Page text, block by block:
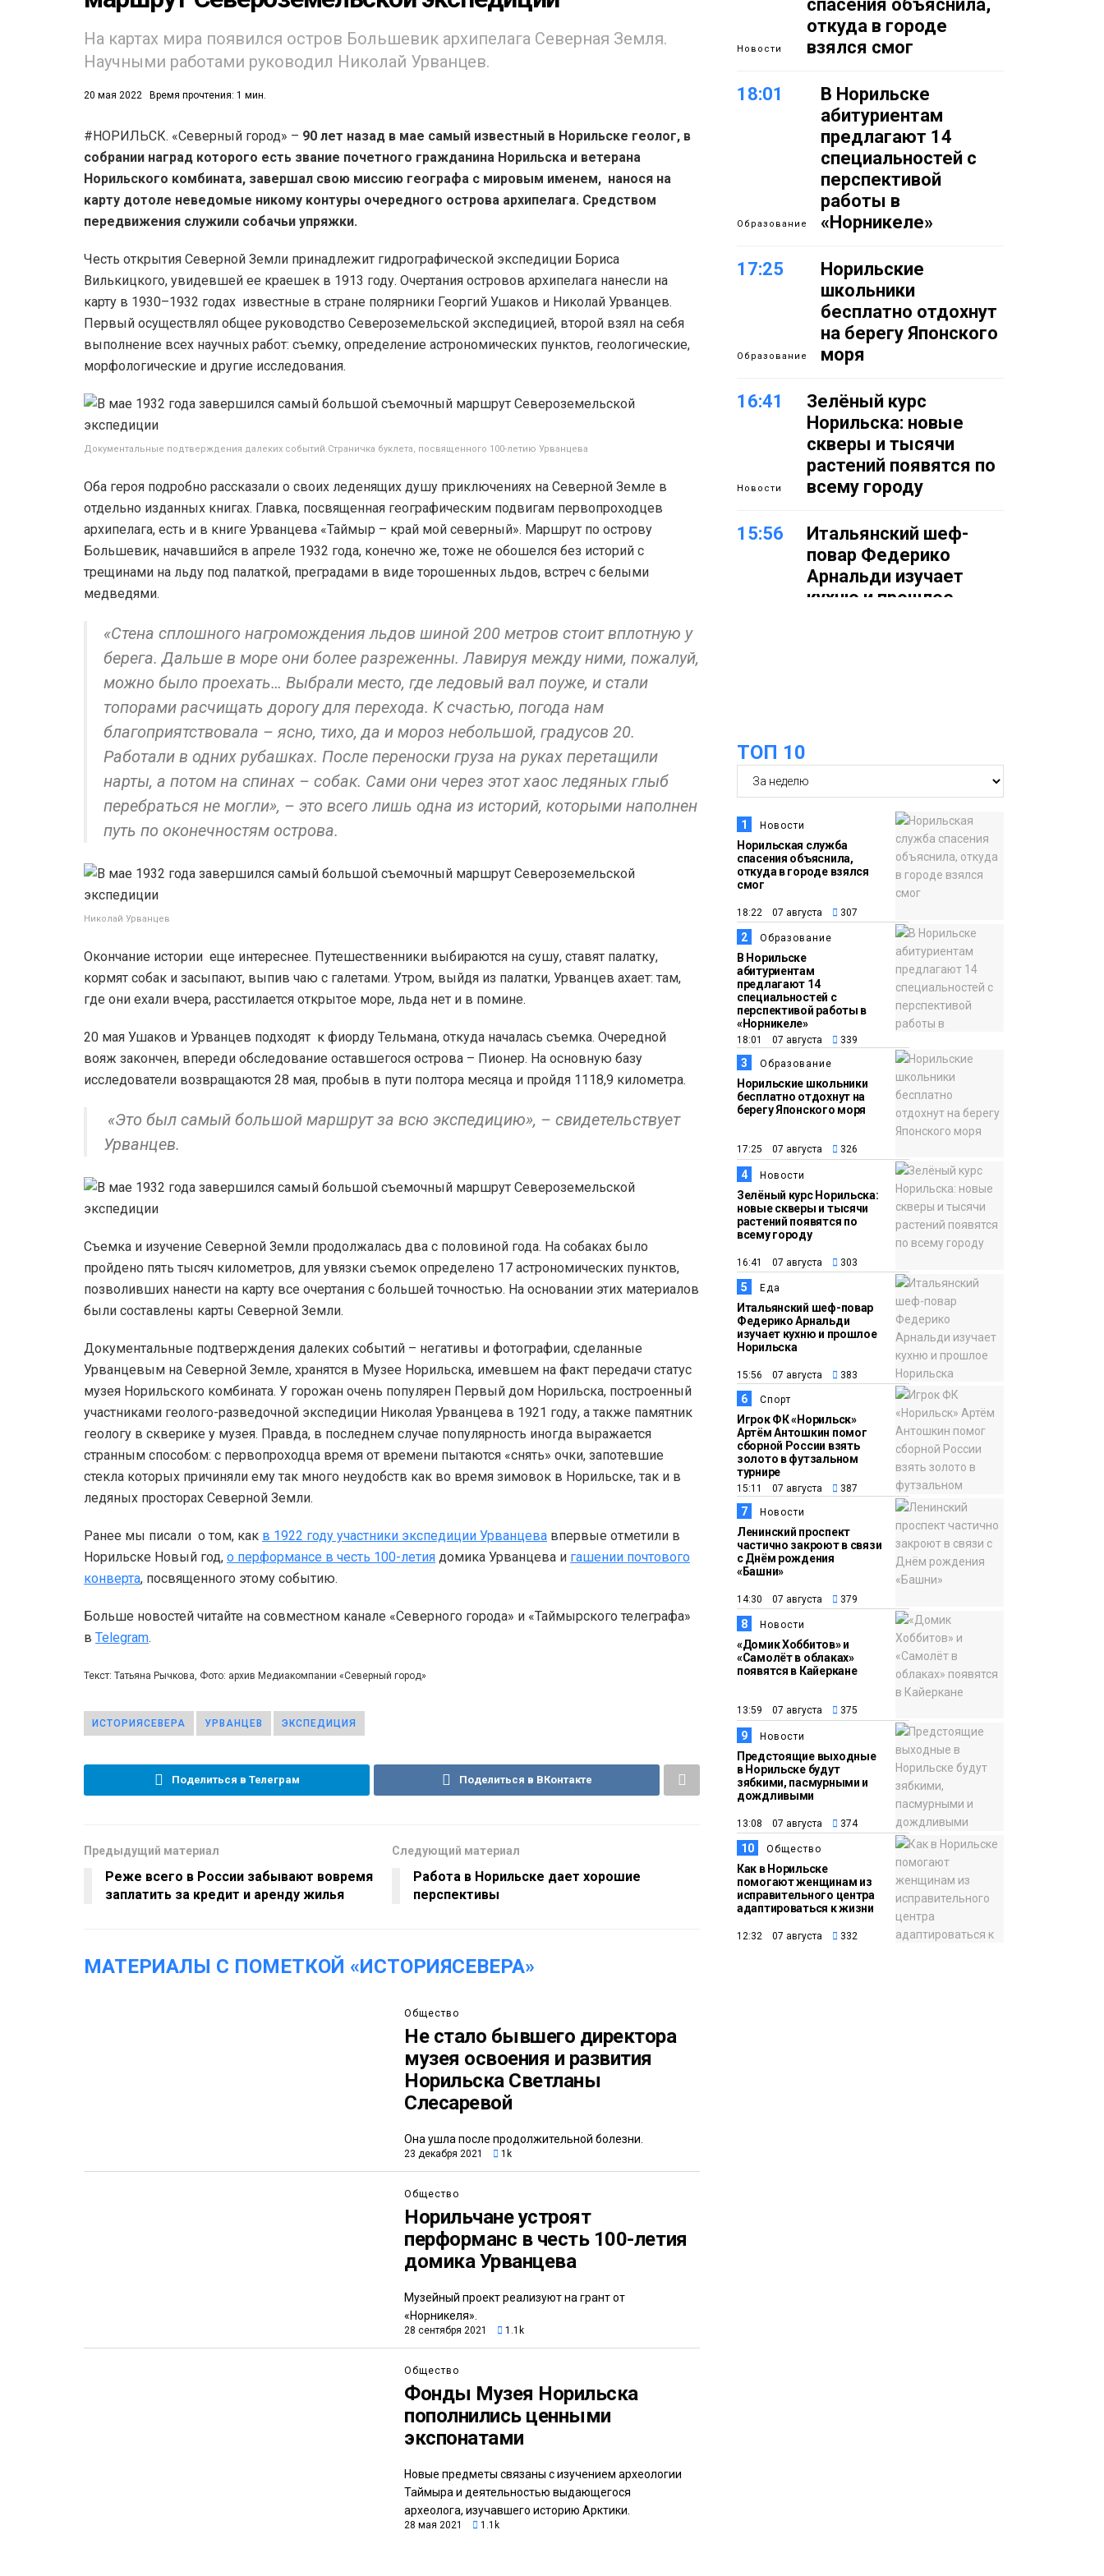
На картах мира появился остров Большевик архипелага Северная Земля.
Научными работами руководил Николай Урванцев.
20 мая 2022 Время прочтения: 1 мин.
#НОРИЛЬСК. «Северный город» – 90 лет назад в мае самый известный в Норильске геолог, в
собрании наград которого есть звание почетного гражданина Норильска и ветерана
Норильского комбината, завершал свою миссию географа с мировым именем, нанося на
карту дотоле неведомые никому контуры очередного острова архипелага. Средством
передвижения служили собачьи упряжки.
Честь открытия Северной Земли принадлежит гидрографической экспедиции Бориса
Вилькицкого, увидевшей ее краешек в 1913 году. Очертания островов архипелага нанесли на
карту в 1930–1932 годах известные в стране полярники Георгий Ушаков и Николай Урванцев.
Первый осуществлял общее руководство Североземельской экспедицией, второй взял на себя
выполнение всех научных работ: съемку, определение астрономических пунктов, геологические,
морфологические и другие исследования.
Документальные подтверждения далеких событий.Страничка буклета, посвященного 100-летию Урванцева
Оба героя подробно рассказали о своих леденящих душу приключениях на Северной Земле в
отдельно изданных книгах. Главка, посвященная географическим подвигам первопроходцев
архипелага, есть и в книге Урванцева «Таймыр – край мой северный». Маршрут по острову
Большевик, начавшийся в апреле 1932 года, конечно же, тоже не обошелся без историй с
трещинами на льду под палаткой, преградами в виде торошенных льдов, встреч с белыми
медведями.
«Стена сплошного нагромождения льдов шиной 200 метров стоит вплотную у
берега. Дальше в море они более разреженны. Лавируя между ними, пожалуй,
можно было проехать… Выбрали место, где ледовый вал поуже, и стали
топорами расчищать дорогу для перехода. К счастью, погода нам
благоприятствовала – ясно, тихо, да и мороз небольшой, градусов 20.
Работали в одних рубашках. После переноски груза на руках перетащили
нарты, а потом на спинах – собак. Сами они через этот хаос ледяных глыб
перебраться не могли», – это всего лишь одна из историй, которыми наполнен
путь по оконечностям острова.
Николай Урванцев
Окончание истории еще интереснее. Путешественники выбираются на сушу, ставят палатку,
кормят собак и засыпают, выпив чаю с галетами. Утром, выйдя из палатки, Урванцев ахает: там,
где они ехали вчера, расстилается открытое море, льда нет и в помине.
20 мая Ушаков и Урванцев подходят к фиорду Тельмана, откуда началась съемка. Очередной
вояж закончен, впереди обследование оставшегося острова – Пионер. На основную базу
исследователи возвращаются 28 мая, пробыв в пути полтора месяца и пройдя 1118,9 километра.
«Это был самый большой маршрут за всю экспедицию», – свидетельствует
Урванцев.
Съемка и изучение Северной Земли продолжалась два с половиной года. На собаках было
пройдено пять тысяч километров, для увязки съемок определено 17 астрономических пунктов,
позволивших нанести на карту все очертания с большей точностью. На основании этих материалов
были составлены карты Северной Земли.
Документальные подтверждения далеких событий – негативы и фотографии, сделанные
Урванцевым на Северной Земле, хранятся в Музее Норильска, имевшем на факт передачи статус
музея Норильского комбината. У горожан очень популярен Первый дом Норильска, построенный
участниками геолого-разведочной экспедиции Николая Урванцева в 1921 году, а также памятник
геологу в скверике у музея. Правда, в последнем случае популярность иногда выражается
странным способом: с первопроходца время от времени пытаются «снять» очки, запотевшие
стекла которых причиняли ему так много неудобств как во время зимовок в Норильске, так и в
ледяных просторах Северной Земли.
Ранее мы писали о том, как в 1922 году участники экспедиции Урванцева впервые отметили в
Норильске Новый год, о перформансе в честь 100-летия домика Урванцева и гашении почтового
конверта, посвященного этому событию.
Больше новостей читайте на совместном канале «Северного города» и «Таймырского телеграфа»
в Telegram.
Текст: Татьяна Рычкова, Фото: архив Медиакомпании «Северный город»
ИСТОРИЯСЕВЕРА УРВАНЦЕВ ЭКСПЕДИЦИЯ
Поделиться в Телеграм Поделиться в ВКонтакте
Предыдущий материал
Реже всего в России забывают вовремя
заплатить за кредит и аренду жилья
Следующий материал
Работа в Норильске дает хорошие
перспективы
МАТЕРИАЛЫ С ПОМЕТКОЙ «ИСТОРИЯСЕВЕРА»
Общество
Не стало бывшего директора
музея освоения и развития
Норильска Светланы
Слесаревой
Она ушла после продолжительной болезни.
23 декабря 2021 1k
Общество
Норильчане устроят
перформанс в честь 100-летия
домика Урванцева
Музейный проект реализуют на грант от
«Норникеля».
28 сентября 2021 1.1k
Общество
Фонды Музея Норильска
пополнились ценными
экспонатами
Новые предметы связаны с изучением археологии
Таймыра и деятельностью выдающегося
археолога, изучавшего историю Арктики.
28 мая 2021 1.1k
Новости
спасения объяснила,
откуда в городе
взялся смог
18:01
Образование
В Норильске
абитуриентам
предлагают 14
специальностей с
перспективой
работы в
«Норникеле»
17:25
Образование
Норильские
школьники
бесплатно отдохнут
на берегу Японского
моря
16:41
Новости
Зелёный курс
Норильска: новые
скверы и тысячи
растений появятся по
всему городу
15:56
Итальянский шеф-
повар Федерико
Арнальди изучает
кухню и прошлое
Спорт
14:30
Новости
Ленинский проспект
частично закроют в
связи с Днём
рождения «Башни»
13:59
Новости
«Домик Хоббитов» и
«Самолёт в облаках»
появятся в Кайеркане
13:08
Новости
Предстоящие
выходные в
Норильске будут
зябкими, пасмурными
и дождливыми
Общество
Как в Норильске
помогают женщинам
из исправительного
центра
адаптироваться к
жизни
ТОП 10
1 Новости
Норильская служба
спасения объяснила,
откуда в городе взялся
смог
18:22 07 августа 307
2 Образование
В Норильске
абитуриентам
предлагают 14
специальностей с
перспективой работы в
«Норникеле»
18:01 07 августа 339
3 Образование
Норильские школьники
бесплатно отдохнут на
берегу Японского моря
17:25 07 августа 326
4 Новости
Зелёный курс Норильска:
новые скверы и тысячи
растений появятся по
всему городу
16:41 07 августа 303
5 Еда
Итальянский шеф-повар
Федерико Арнальди
изучает кухню и прошлое
Норильска
15:56 07 августа 383
6 Спорт
Игрок ФК «Норильск»
Артём Антошкин помог
сборной России взять
золото в футзальном
турнире
15:11 07 августа 387
7 Новости
Ленинский проспект
частично закроют в связи
с Днём рождения
«Башни»
14:30 07 августа 379
8 Новости
«Домик Хоббитов» и
«Самолёт в облаках»
появятся в Кайеркане
13:59 07 августа 375
9 Новости
Предстоящие выходные
в Норильске будут
зябкими, пасмурными и
дождливыми
13:08 07 августа 374
10 Общество
Как в Норильске
помогают женщинам из
исправительного центра
адаптироваться к жизни
12:32 07 августа 332